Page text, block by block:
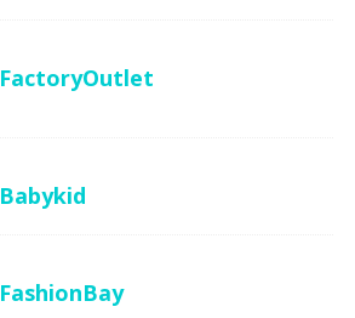
FactoryOutlet
Babykid
FashionBay